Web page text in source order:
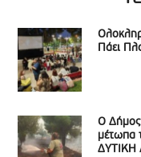
Πάει
Ο Δήμος
μέτωπα
ΔΥΤΙΚΗ